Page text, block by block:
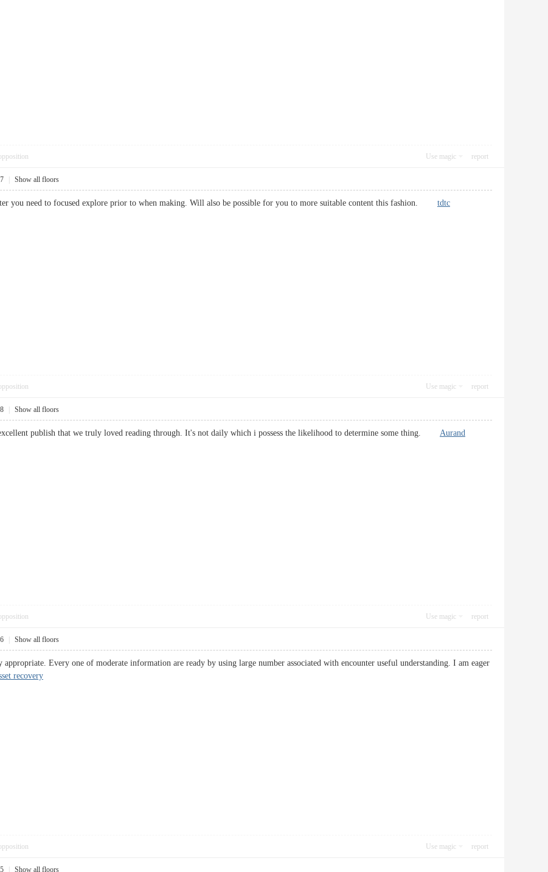
Use magic report
Show all floors
you need to focused explore prior to when making. Will also be possible for you to more suitable content this fashion. tdtc
Use magic report
Show all floors
publish that we truly loved reading through. It's not daily which i possess the likelihood to determine some thing. Aurand
Use magic report
Show all floors
appropriate. Every one of moderate information are ready by using large number associated with encounter useful understanding. I am eager
recovery
Use magic report
Show all floors